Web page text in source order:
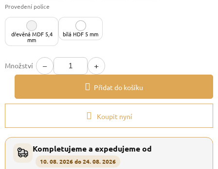
Provedení police
dřevěná MDF 5,4
mm
bílá HDF 5 mm
Množství − +
Přidat do košíku
Koupit nyní
Kompletujeme a expedujeme od
10. 08. 2026 do 24. 08. 2026